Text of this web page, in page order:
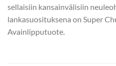
sellaisiin kansainvälisiin
lankasuosituksena on Super
Avainlipputuote.